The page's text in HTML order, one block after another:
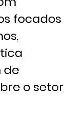
focados
de
o setor